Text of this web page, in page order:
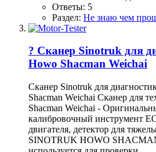
Ответы: 5
Раздел: Не знаю чем
? Сканер Sinotruk для
Howo Shacman Weichai
Сканер Sinotruk для
Shacman Weichai Сканер для
Shacman Weichai -
калибровочный инструмент
двигателя, детектор для
SINOTRUK HOWO